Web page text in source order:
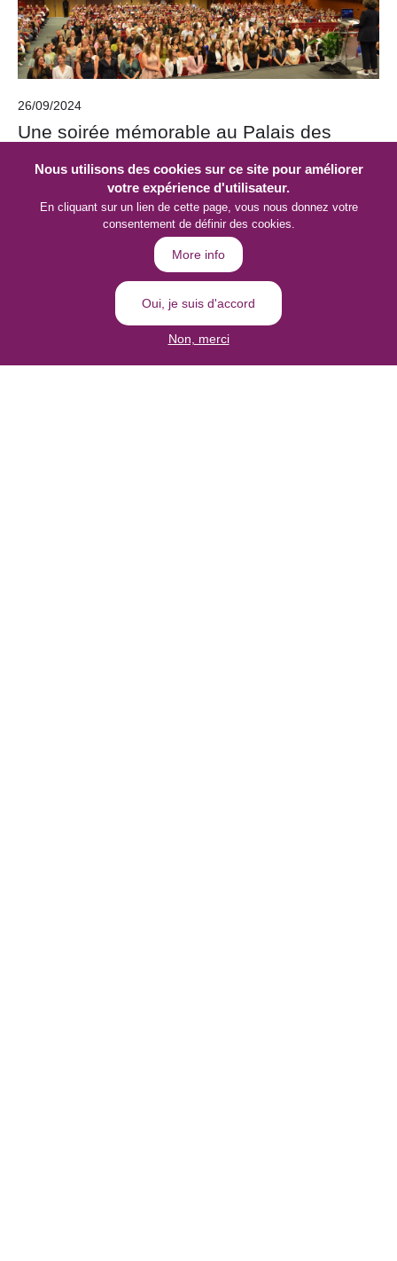
26/09/2024
Une soirée mémorable au Palais des
Le vendredi 20 septembre, la Haute École Charlemagne a
célébré les réussites de ses étudiants des départements
économique, biomédical et pédagogique lors d'une cérémonie
exceptionnelle au Palais des Congrès. Cet événement a été un
moment chargé d'émotions et de fierté collective pour tous les
Campus de Gembloux - Charlemagne Technique
Campus Les Rivageois - Charlemagne Liège
Nous utilisons des cookies sur ce site pour améliorer
votre expérience d'utilisateur.
En cliquant sur un lien de cette page, vous nous donnez votre
consentement de définir des cookies.
More info
Oui, je suis d'accord
Non, merci